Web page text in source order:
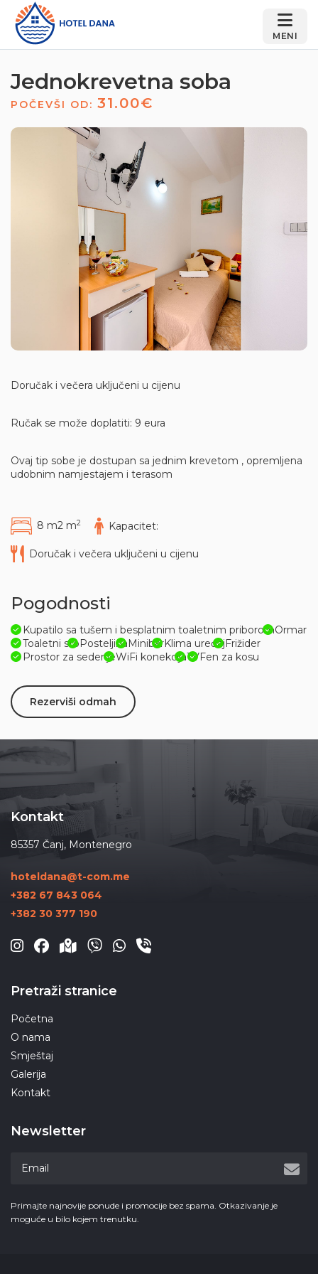
MENI
Doručak i večera uključeni u cijenu
Ručak se može doplatiti: 9 eura
Ovaj tip sobe je dostupan sa jednim krevetom , opremljena
udobnim namjestajem i terasom
8 m2 m2 Kapacitet:
Doručak i večera uključeni u cijenu
Pogodnosti
Kupatilo sa tušem i besplatnim toaletnim priboromOrmar
Toaletni stoPosteljinaMinibarKlima uređajFrižider
Prostor za sedenjeWiFi konekcijaTVFen za kosu
Rezerviši odmah
Jednokrevetna soba
POČEVŠI OD: 31.00€
Kontakt
85357 Čanj, Montenegro
hoteldana@t-com.me
+382 67 843 064
+382 30 377 190
Pretraži stranice
Početna
O nama
Smještaj
Galerija
Kontakt
Newsletter
Primajte najnovije ponude i promocije bez spama. Otkazivanje je
moguće u bilo kojem trenutku.